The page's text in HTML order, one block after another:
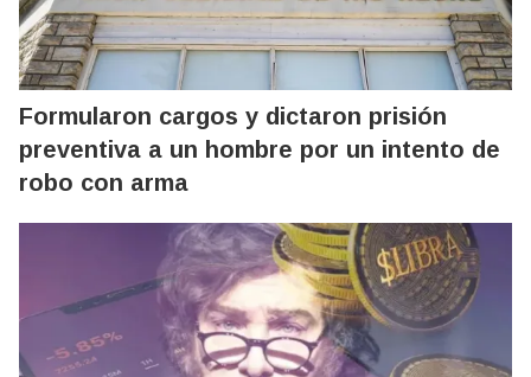
Formularon cargos y dictaron prisión
preventiva a un hombre por un intento de
robo con arma